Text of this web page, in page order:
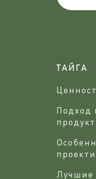
ТАЙГА
Подход
Лучшие